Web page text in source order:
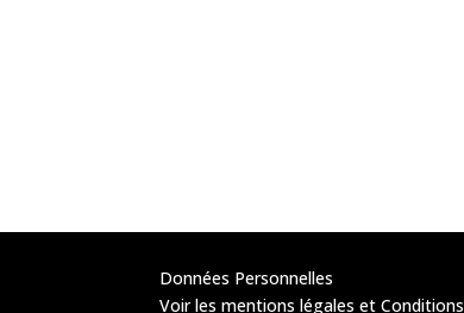
Données Personnelles
Voir les mentions légales et Conditions